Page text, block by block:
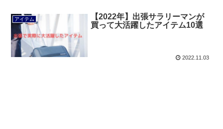
アイテム
【2022年】出張サラリーマンが
買って大活躍したアイテム10選
2022.11.03